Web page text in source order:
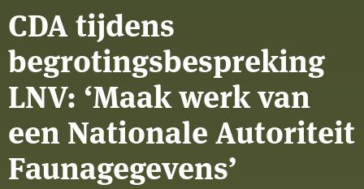
CDA tijdens
begrotingsbespreking
LNV: ‘Maak werk van
een Nationale Autoriteit
Faunagegevens’